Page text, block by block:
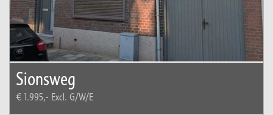
Sionsweg
€ 1.995,- Excl. G/W/E